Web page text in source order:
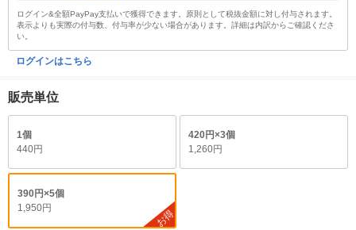
ログイン&全額PayPay支払いで獲得できます。原則として税抜金額に対し付与されます。
表示よりも実際の付与数、付与率が少ない場合があります。詳細は内訳からご確認くださ
い。
ログインはこちら
販売単位
1個
440円
420円×3個
1,260円
390円×5個
1,950円
お得